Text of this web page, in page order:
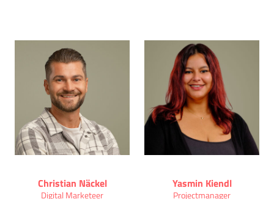
Christian Näckel
Digital Marketeer
Problemen van anderen
oplossen is mijn
specialiteit.
Yasmin Kiendl
Projectmanager